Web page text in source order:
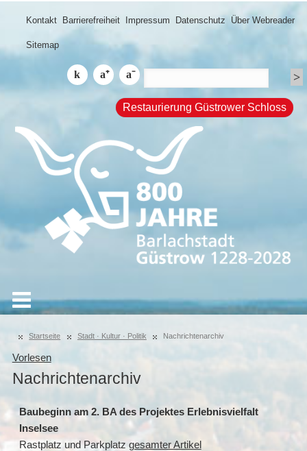
Kontakt Barrierefreiheit Impressum Datenschutz Über Webreader
Sitemap
Restaurierung Güstrower Schloss
Startseite Stadt · Kultur · Politik Nachrichtenarchiv
Vorlesen
Nachrichtenarchiv
Baubeginn am 2. BA des Projektes Erlebnisvielfalt
Inselsee
Rastplatz und Parkplatz gesamter Artikel